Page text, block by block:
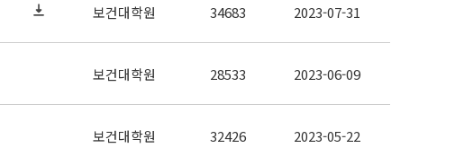
보건대학원 34683 2023-07-31
보건대학원 28533 2023-06-09
보건대학원 32426 2023-05-22